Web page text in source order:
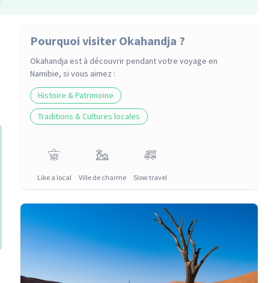
Pourquoi visiter Okahandja ?
Okahandja est à découvrir pendant votre voyage en
Namibie, si vous aimez :
Histoire & Patrimoine
Traditions & Cultures locales
Like a local Ville de charme Slow travel